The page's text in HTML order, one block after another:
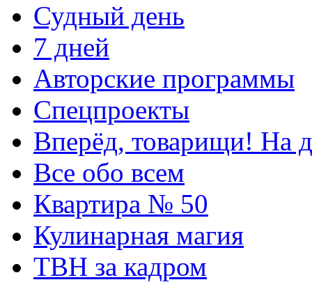
Судный день
7 дней
Авторские программы
Спецпроекты
Вперёд, товарищи! На
Все обо всем
Квартира № 50
Кулинарная магия
ТВН за кадром